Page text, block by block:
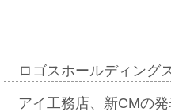
ロゴスホールディング
アイ工務店、新CMの